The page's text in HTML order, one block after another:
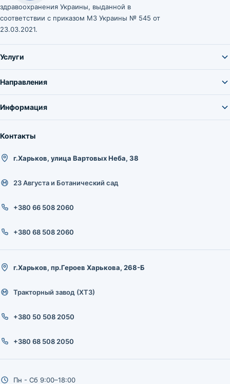
здравоохранения Украины, выданной в
соответствии с приказом МЗ Украины № 545 от
23.03.2021.
Услуги
Направления
Информация
Контакты
г.Харьков, улица Вартовых Неба, 38
23 Августа и Ботанический сад
+380 66 508 2060
+380 68 508 2060
г.Харьков, пр.Героев Харькова, 268-Б
Тракторный завод (ХТЗ)
+380 50 508 2050
+380 68 508 2050
Пн - Сб 9:00–18:00